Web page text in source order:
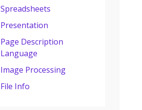
Spreadsheets
Presentation
Page Description
Language
Image Processing
File Info